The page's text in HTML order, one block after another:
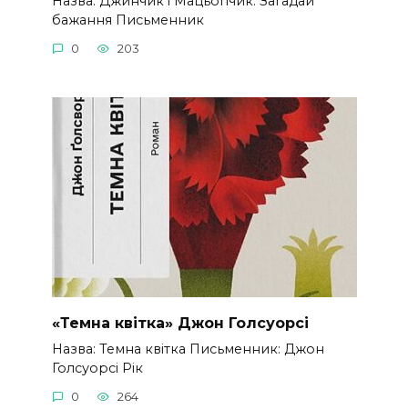
бажання Письменник
0 203
«Темна квітка» Джон Голсуорсі
Назва: Темна квітка Письменник: Джон
Голсуорсі Рік
0 264